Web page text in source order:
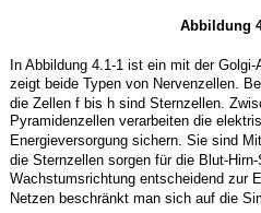
Abbildung
In Abbildung 4.1-1 ist ein mit der
zeigt beide Typen von Nervenzellen.
die Zellen f bis h sind Sternzellen.
Pyramidenzellen verarbeiten die
Energieversorgung sichern. Sie sind
die Sternzellen sorgen für die Blut-
Wachstumsrichtung entscheidend zur
Netzen beschränkt man sich auf die